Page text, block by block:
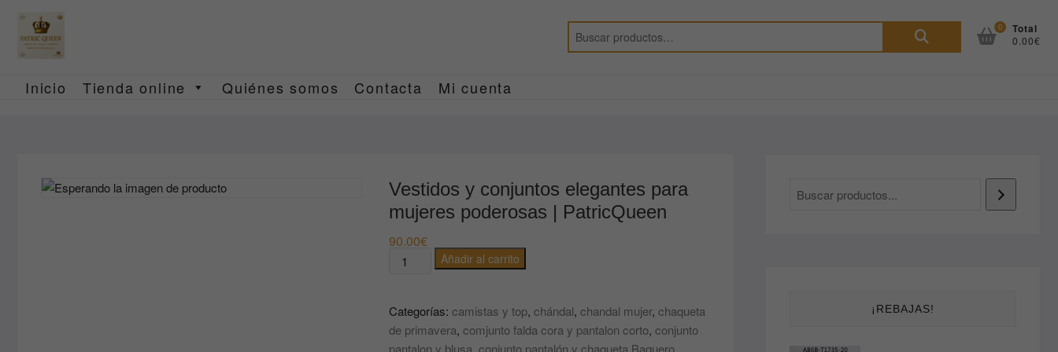
contenido
Buscar
0 Total
0.00€
Inicio Tienda online Quiénes somos Contacta Mi cuenta
Vestidos y conjuntos elegantes para
mujeres poderosas | PatricQueen
90.00€
Vestidos
elegantes
para
Añadir al carrito
Categorías: camistas y top, chándal, chandal mujer, chaqueta
de primavera, comjunto falda cora y pantalon corto, conjunto
pantalon y blusa, conjunto pantalón y chaqueta Baquero,
¡REBAJAS!